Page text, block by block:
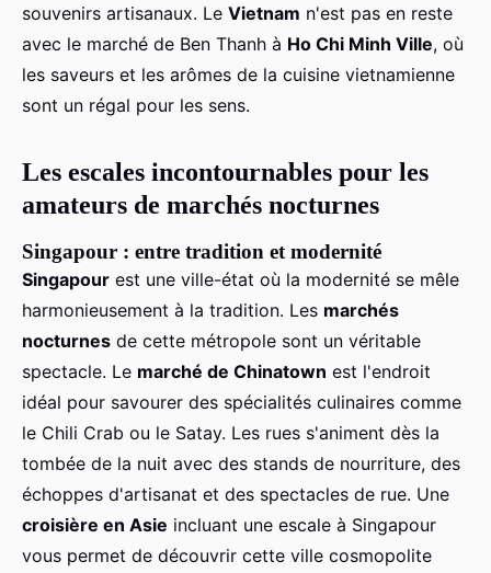
souvenirs artisanaux. Le Vietnam n'est pas en reste
avec le marché de Ben Thanh à Ho Chi Minh Ville, où
les saveurs et les arômes de la cuisine vietnamienne
sont un régal pour les sens.
Les escales incontournables pour les
amateurs de marchés nocturnes
Singapour : entre tradition et modernité
Singapour est une ville-état où la modernité se mêle
harmonieusement à la tradition. Les marchés
nocturnes de cette métropole sont un véritable
spectacle. Le marché de Chinatown est l'endroit
idéal pour savourer des spécialités culinaires comme
le Chili Crab ou le Satay. Les rues s'animent dès la
tombée de la nuit avec des stands de nourriture, des
échoppes d'artisanat et des spectacles de rue. Une
croisière en Asie incluant une escale à Singapour
vous permet de découvrir cette ville cosmopolite